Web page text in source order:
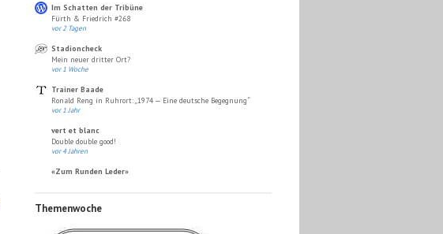
Im Schatten der Tribüne
Fürth & Friedrich #268
vor 2 Tagen
Stadioncheck
Mein neuer dritter Ort?
vor 1 Woche
Trainer Baade
Ronald Reng in Ruhrort: „1974 — Eine deutsche Begegnung“
vor 1 Jahr
vert et blanc
Double double good!
vor 4 Jahren
«Zum Runden Leder»
Themenwoche